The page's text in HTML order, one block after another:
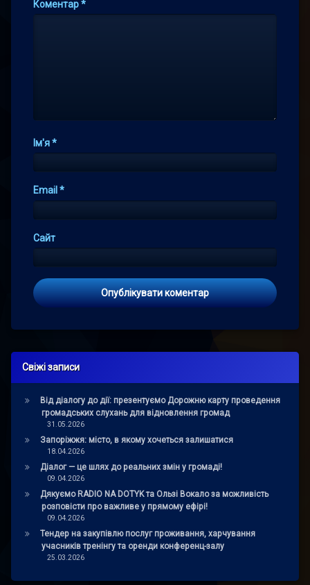
Коментар*
Ім'я*
Email *
Сайт
Свіжі записи
Від діалогу до дії: презентуємо Дорожню карту проведення
громадських слухань для відновлення громад
31.05.2026
Запоріжжя: місто, в якому хочеться залишатися
18.04.2026
Діалог — це шлях до реальних змін у громаді!
09.04.2026
Дякуємо RADIO NA DOTYK та Ользі Вокало за можливість
розповісти про важливе у прямому ефірі!
09.04.2026
Тендер на закупівлю послуг проживання, харчування
учасників тренінгу та оренди конференц-залу
25.03.2026